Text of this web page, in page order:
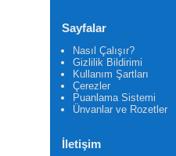
Sayfalar
Nasıl Çalışır?
Gizlilik Bildirimi
Kullanım Şartları
Çerezler
Puanlama Sistemi
Ünvanlar ve Rozetler
İletişim